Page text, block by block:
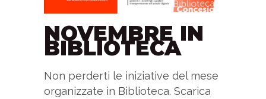
NOVEMBRE IN
BIBLIOTECA
Non perderti le iniziative del mese
organizzate in Biblioteca. Scarica